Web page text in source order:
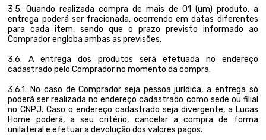
3.5. Quando realizada compra de mais de 01 (um) produto, a
entrega poderá ser fracionada, ocorrendo em datas diferentes
para cada item, sendo que o prazo previsto informado ao
Comprador engloba ambas as previsões.
3.6. A entrega dos produtos será efetuada no endereço
cadastrado pelo Comprador no momento da compra.
3.6.1. No caso de Comprador seja pessoa jurídica, a entrega só
poderá ser realizada no endereço cadastrado como sede ou filial
no CNPJ. Caso o endereço cadastrado seja divergente, a Lucas
Home poderá, a seu critério, cancelar a compra de forma
unilateral e efetuar a devolução dos valores pagos.